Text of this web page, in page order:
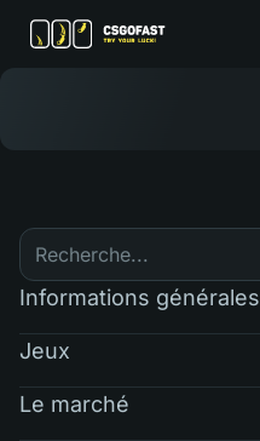
Informations générales
Jeux
Le marché